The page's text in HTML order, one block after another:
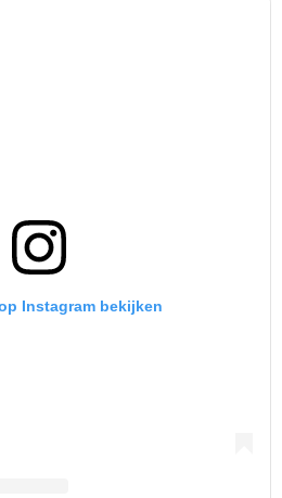
Instagram bekijken